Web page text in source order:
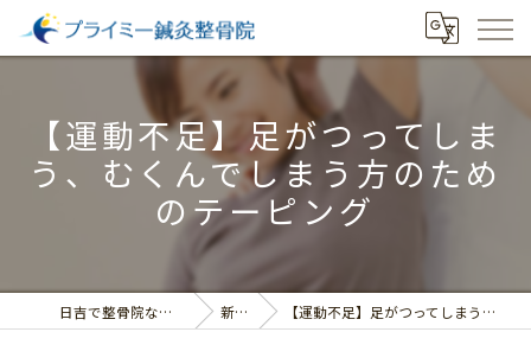
【運動不足】足がつってしま
う、むくんでしまう方のため
のテーピング
日吉で整骨院ならプライミー鍼灸整骨院 新着情報 【運動不足】足がつってしまう、むくんでしまう方のためのテーピング